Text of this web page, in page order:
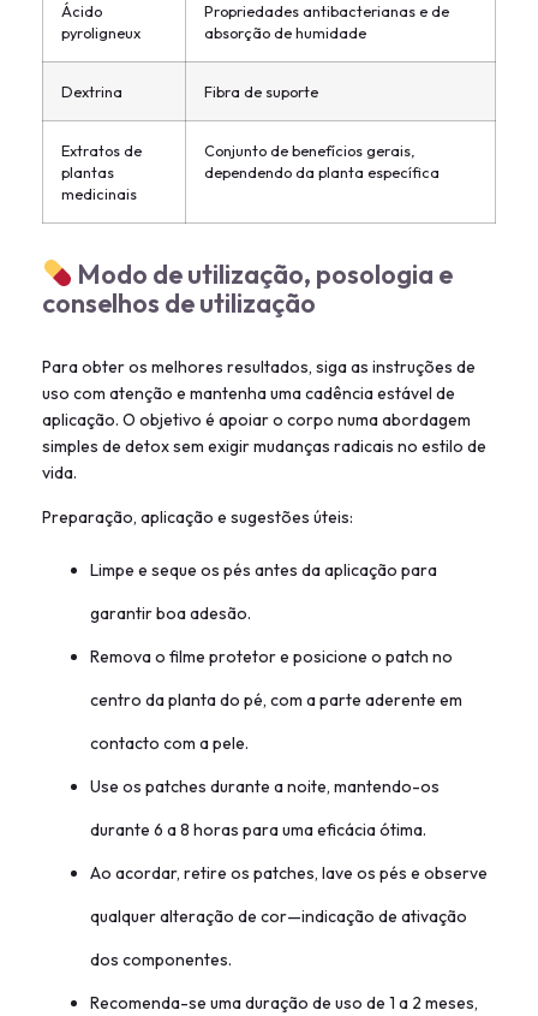
Ácido
pyroligneux
Propriedades antibacterianas e de
absorção de humidade
Dextrina Fibra de suporte
Extratos de
plantas
medicinais
Conjunto de benefícios gerais,
dependendo da planta específica
Modo de utilização, posologia e
conselhos de utilização
Para obter os melhores resultados, siga as instruções de
uso com atenção e mantenha uma cadência estável de
aplicação. O objetivo é apoiar o corpo numa abordagem
simples de detox sem exigir mudanças radicais no estilo de
vida.
Preparação, aplicação e sugestões úteis:
Limpe e seque os pés antes da aplicação para
garantir boa adesão.
Remova o filme protetor e posicione o patch no
centro da planta do pé, com a parte aderente em
contacto com a pele.
Use os patches durante a noite, mantendo-os
durante 6 a 8 horas para uma eficácia ótima.
Ao acordar, retire os patches, lave os pés e observe
qualquer alteração de cor—indicação de ativação
dos componentes.
Recomenda-se uma duração de uso de 1 a 2 meses,